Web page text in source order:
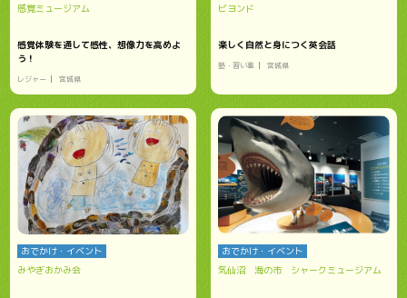
感覚ミュージアム
感覚体験を通して感性、想像力を高めよ
う！
レジャー 宮城県
ビヨンド
楽しく自然と身につく英会話
塾・習い事 宮城県
おでかけ・イベント
みやぎおかみ会
おでかけ・イベント
気仙沼 海の市 シャークミュージアム